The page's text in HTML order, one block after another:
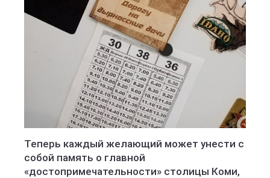
Теперь каждый желающий может унести с
собой память о главной
«достопримечательности» столицы Коми,